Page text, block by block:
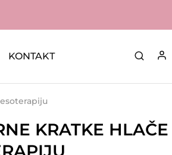
KONTAKT
KRATKE